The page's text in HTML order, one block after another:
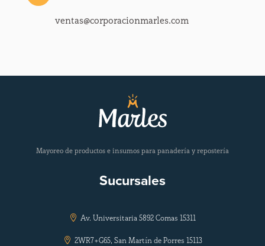
ventas@corporacionmarles.com
Mayoreo de productos e insumos para panadería y repostería
Sucursales
 Av. Universitaria 5892 Comas 15311
 2WR7+G65, San Martín de Porres 15113